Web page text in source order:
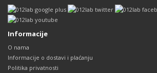
Informacije
O nama
Informacije o dostavi i plaćanju
Politika privatnosti